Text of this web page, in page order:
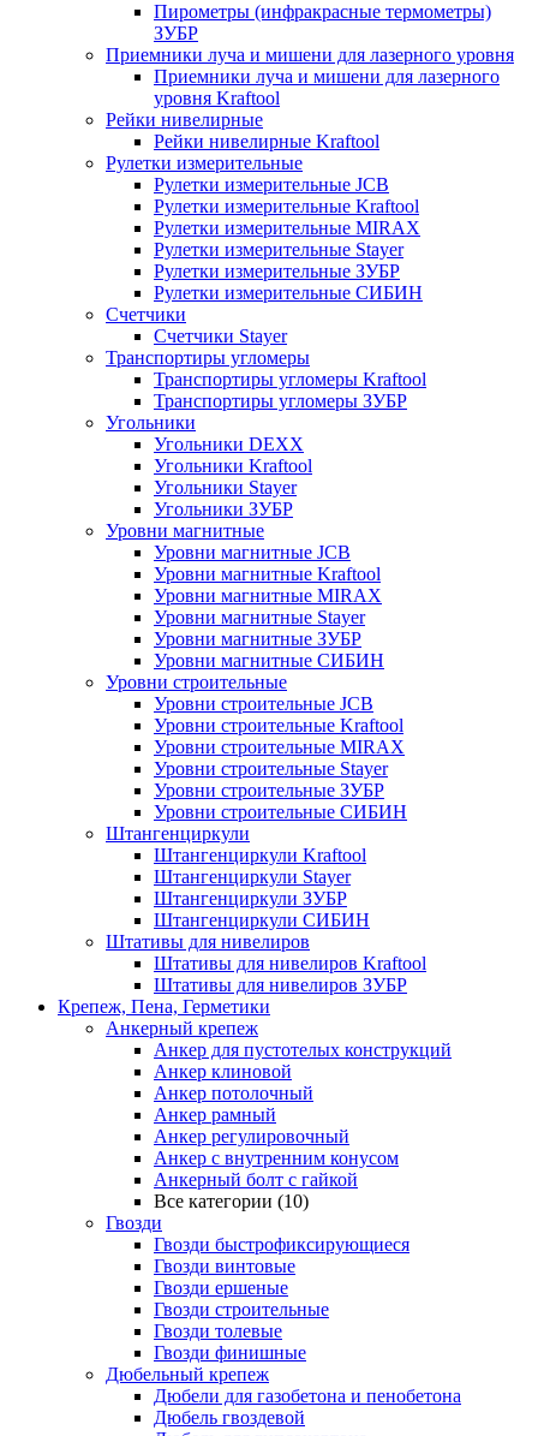
Пирометры (инфракрасные термометры)
ЗУБР
Приемники луча и мишени для лазерного уровня
Приемники луча и мишени для лазерного
уровня Kraftool
Рейки нивелирные
Рейки нивелирные Kraftool
Рулетки измерительные
Рулетки измерительные JCB
Рулетки измерительные Kraftool
Рулетки измерительные MIRAX
Рулетки измерительные Stayer
Рулетки измерительные ЗУБР
Рулетки измерительные СИБИН
Счетчики
Счетчики Stayer
Транспортиры угломеры
Транспортиры угломеры Kraftool
Транспортиры угломеры ЗУБР
Угольники
Угольники DEXX
Угольники Kraftool
Угольники Stayer
Угольники ЗУБР
Уровни магнитные
Уровни магнитные JCB
Уровни магнитные Kraftool
Уровни магнитные MIRAX
Уровни магнитные Stayer
Уровни магнитные ЗУБР
Уровни магнитные СИБИН
Уровни строительные
Уровни строительные JCB
Уровни строительные Kraftool
Уровни строительные MIRAX
Уровни строительные Stayer
Уровни строительные ЗУБР
Уровни строительные СИБИН
Штангенциркули
Штангенциркули Kraftool
Штангенциркули Stayer
Штангенциркули ЗУБР
Штангенциркули СИБИН
Штативы для нивелиров
Штативы для нивелиров Kraftool
Штативы для нивелиров ЗУБР
Крепеж, Пена, Герметики
Анкерный крепеж
Анкер для пустотелых конструкций
Анкер клиновой
Анкер потолочный
Анкер рамный
Анкер регулировочный
Анкер с внутренним конусом
Анкерный болт с гайкой
Все категории (10)
Гвозди
Гвозди быстрофиксирующиеся
Гвозди винтовые
Гвозди ершеные
Гвозди строительные
Гвозди толевые
Гвозди финишные
Дюбельный крепеж
Дюбели для газобетона и пенобетона
Дюбель гвоздевой